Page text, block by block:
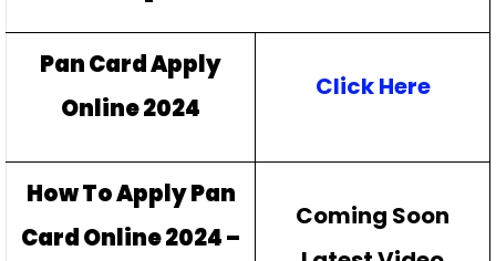
Pan Card Apply
Online 2024
Click Here
How To Apply Pan
Card Online 2024 –
Coming Soon